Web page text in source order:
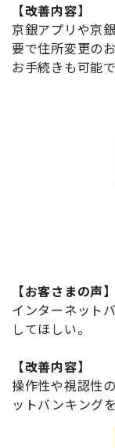
【改善内容】
京銀アプリや京
要で住所変更の
お手続きも可能で
【お客さまの声】
インターネット
してほしい。
【改善内容】
操作性や視認性
ットバンキング